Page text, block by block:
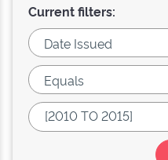
Current filters: